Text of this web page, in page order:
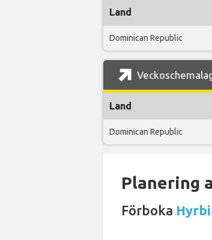
Land
Dominican Republic
Land
Dominican Republic
Planering
Förboka